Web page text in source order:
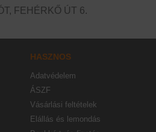
FEHÉRKŐ ÚT 6.
HASZNOS
Adatvédelem
ÁSZF
Vásárlási feltételek
Elállás és lemondás